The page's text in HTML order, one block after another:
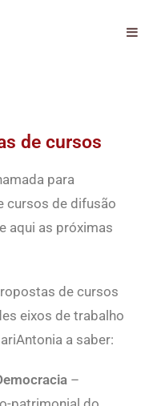
de cursos
para
cursos de difusão
aqui as próximas
de cursos
eixos de trabalho
a saber:
–